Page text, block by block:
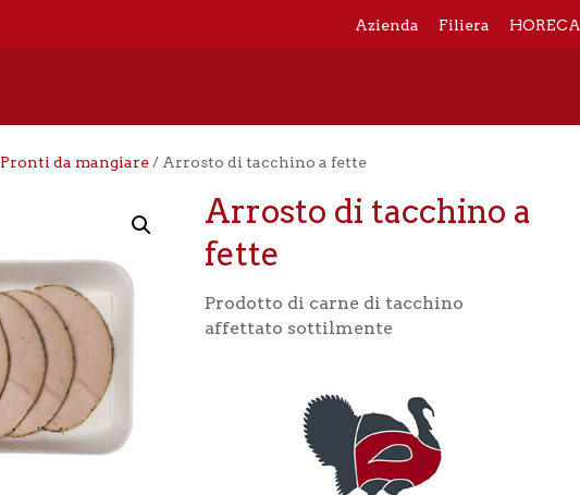
Azienda Filiera HORECA
Pronti da mangiare / Arrosto di tacchino a fette
Arrosto di tacchino a
fette
Prodotto di carne di tacchino
affettato sottilmente